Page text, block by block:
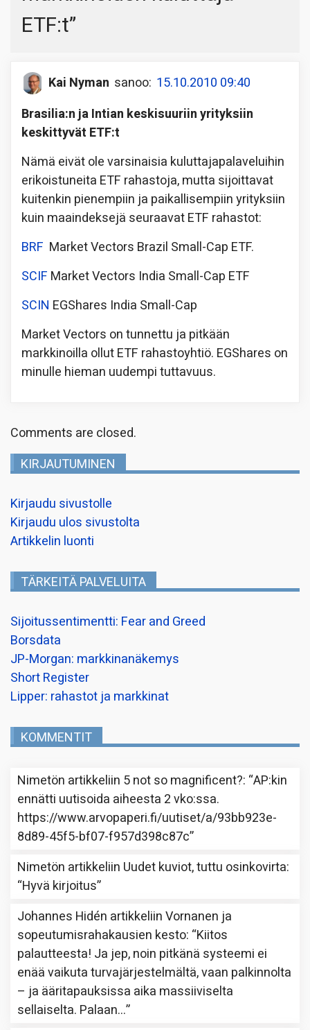
ETF:t”
Kai Nyman sanoo: 15.10.2010 09:40
Brasilia:n ja Intian keskisuuriin yrityksiin
keskittyvät ETF:t
Nämä eivät ole varsinaisia kuluttajapalaveluihin
erikoistuneita ETF rahastoja, mutta sijoittavat
kuitenkin pienempiin ja paikallisempiin yrityksiin
kuin maaindeksejä seuraavat ETF rahastot:
BRF Market Vectors Brazil Small-Cap ETF.
SCIF Market Vectors India Small-Cap ETF
SCIN EGShares India Small-Cap
Market Vectors on tunnettu ja pitkään
markkinoilla ollut ETF rahastoyhtiö. EGShares on
minulle hieman uudempi tuttavuus.
Comments are closed.
KIRJAUTUMINEN
Kirjaudu sivustolle
Kirjaudu ulos sivustolta
Artikkelin luonti
TÄRKEITÄ PALVELUITA
Sijoitussentimentti: Fear and Greed
Borsdata
JP-Morgan: markkinanäkemys
Short Register
Lipper: rahastot ja markkinat
KOMMENTIT
Nimetön artikkeliin 5 not so magnificent?: “AP:kin
ennätti uutisoida aiheesta 2 vko:ssa.
https://www.arvopaperi.fi/uutiset/a/93bb923e-
8d89-45f5-bf07-f957d398c87c”
Nimetön artikkeliin Uudet kuviot, tuttu osinkovirta:
“Hyvä kirjoitus”
Johannes Hidén artikkeliinVornanen ja
sopeutumisrahakausien kesto: “Kiitos
palautteesta! Ja jep, noin pitkänä systeemi ei
enää vaikuta turvajärjestelmältä, vaan palkinnolta
– ja ääritapauksissa aika massiiviselta
sellaiselta. Palaan…”